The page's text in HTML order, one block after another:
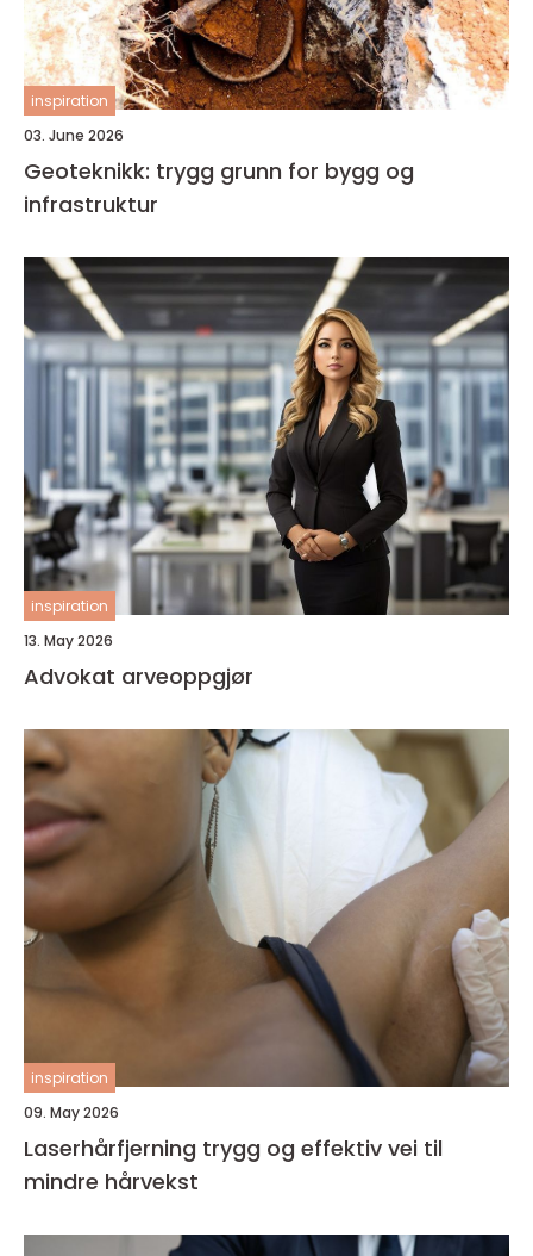
inspiration
03. June 2026
Geoteknikk: trygg grunn for bygg og
infrastruktur
inspiration
13. May 2026
Advokat arveoppgjør
inspiration
09. May 2026
Laserhårfjerning trygg og effektiv vei til
mindre hårvekst